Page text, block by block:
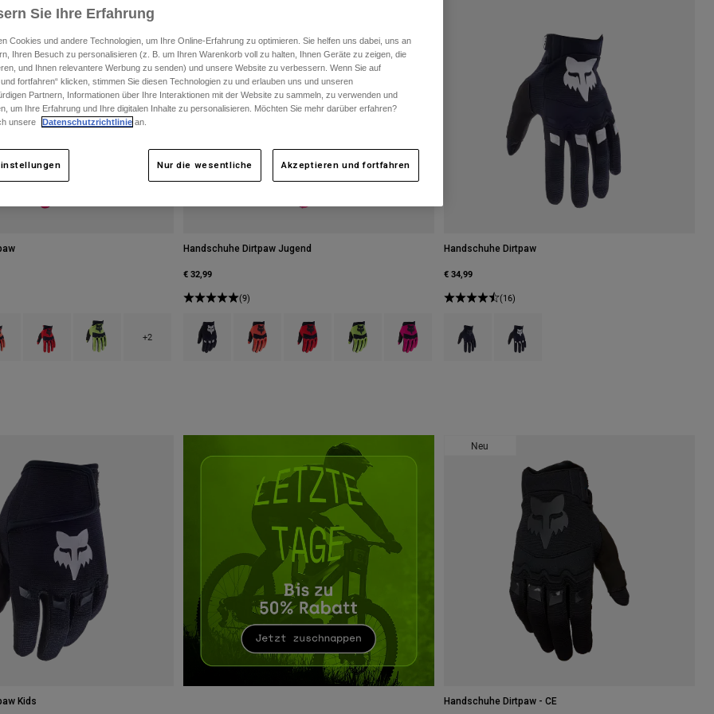
swatch type of Fluoreszierendes Orange.
Product swatch type of Fluoreszierendes Rot.
Product swatch type of Fluoreszierendes Gelb.
+2
Handschuhe Dirtpaw Jugend
€ 32,99
(9)
Product swatch type of Schwarz.
Product swatch type of Fluoreszierendes Orange.
Product swatch type of Fluoreszierendes Rot.
Product swatch type of Fluoreszierendes Gelb.
Product swatch type of Rosa.
Handschuhe Dirtpaw
€ 34,99
(16)
Kids
Neu
Handschuhe Dirtpaw - CE
Sie Ihre Erfahrung
Cookies und andere Technologien, um Ihre Online-Erfahrung zu optimieren. Sie helfen uns dabei, uns an
Ihren Besuch zu personalisieren (z. B. um Ihren Warenkorb voll zu halten, Ihnen Geräte zu zeigen, die
und Ihnen relevantere Werbung zu senden) und unsere Website zu verbessern. Wenn Sie auf
fortfahren“ klicken, stimmen Sie diesen Technologien zu und erlauben uns und unseren
Partnern, Informationen über Ihre Interaktionen mit der Website zu sammeln, zu verwenden und
um Ihre Erfahrung und Ihre digitalen Inhalte zu personalisieren. Möchten Sie mehr darüber erfahren?
unsere
Datenschutzrichtlinie an.
Nur die wesentliche Akzeptieren und fortfahren